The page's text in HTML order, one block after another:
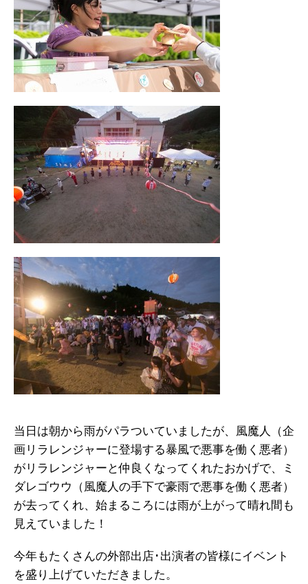
当日は朝から雨がパラついていましたが、風魔人（企
画リラレンジャーに登場する暴風で悪事を働く悪者）
がリラレンジャーと仲良くなってくれたおかげで、ミ
ダレゴウウ（風魔人の手下で豪雨で悪事を働く悪者）
が去ってくれ、始まるころには雨が上がって晴れ間も
見えていました！
今年もたくさんの外部出店･出演者の皆様にイベント
を盛り上げていただきました。